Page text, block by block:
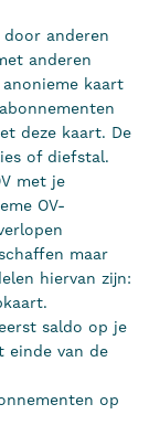
anderen
anderen
kaart
deze kaart. De
of diefstal.
met je
OV-
maar
hiervan zijn:
saldo op je
einde van de
op